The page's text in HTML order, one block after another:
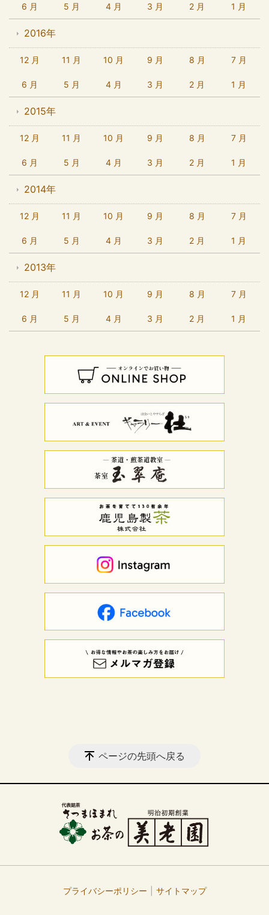
6 月 5 月 4 月 3 月 2 月 1 月
2016年
12 月 11 月 10 月 9 月 8 月 7 月
6 月 5 月 4 月 3 月 2 月 1 月
2015年
12 月 11 月 10 月 9 月 8 月 7 月
6 月 5 月 4 月 3 月 2 月 1 月
2014年
12 月 11 月 10 月 9 月 8 月 7 月
6 月 5 月 4 月 3 月 2 月 1 月
2013年
12 月 11 月 10 月 9 月 8 月 7 月
6 月 5 月 4 月 3 月 2 月 1 月
ページの先頭へ戻る
プライバシーポリシー サイトマップ